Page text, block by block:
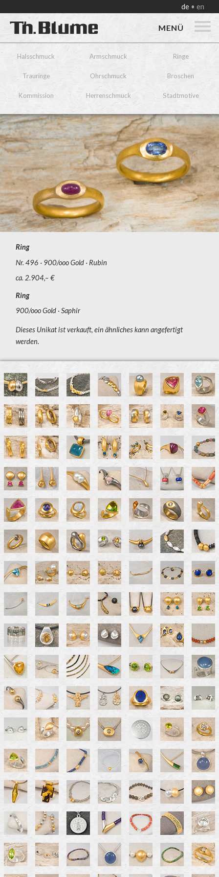
de en
MENÜ
Halsschmuck Armschmuck Ringe
Trauringe Ohrschmuck Broschen
Kommission Herrenschmuck Stadtmotive
Ring
Nr. 496
900/ooo Gold
Rubin
ca. 2.904,– €
Ring
900/ooo Gold Saphir
Dieses Unikat ist verkauft, ein ähnliches kann angefertigt
werden.